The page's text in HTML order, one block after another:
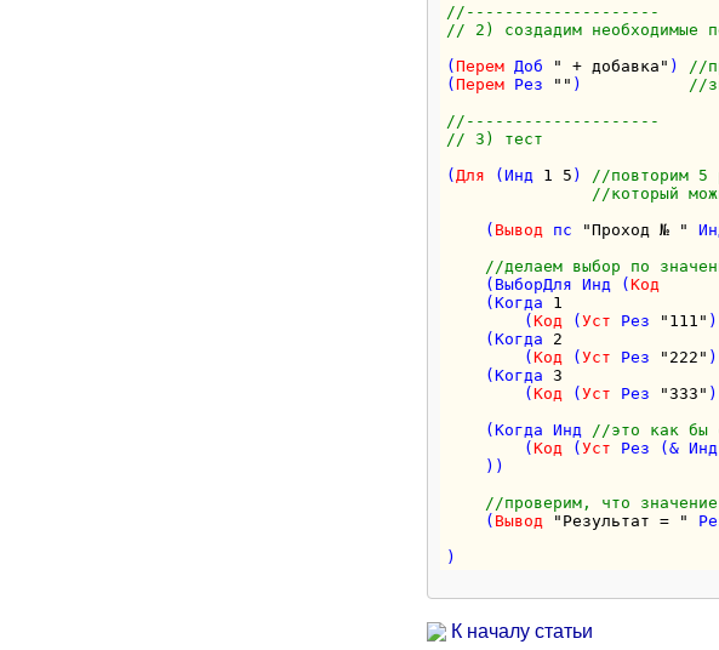
//--------------------
// 2) создадим необходимые
(Перем Доб " + добавка" )
//
(Перем Рез "" )
//
//--------------------
// 3) тест
( Для (Инд 1 5 )
//повторим 5
//который
    (
Вывод пс "Проход № "
//делаем выбор по
    (ВыборДля Инд (
Код
    (Когда
1
        (
Код (Уст Рез "111"
    (Когда
2
        (
Код (Уст Рез "222"
    (Когда
3
        (
Код (Уст Рез "333"
    (Когда Инд
//это как бы
        (
Код (Уст Рез (&
    ))
//проверим, что
    (
Вывод "Результат = "
К началу статьи